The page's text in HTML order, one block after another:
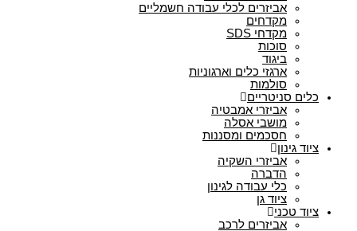
אביזרים לכלי עבודה חשמליים
מקדחים
מקדחי SDS
סוכות
ביגוד
ארגזי כלים וארגוניות
סולמות
כלים סניטריים
אביזרי אמבטיה
מושבי אסלה
חסכמים ומסננות
ציוד גינון
אביזרי השקיה
הדברה
כלי עבודה לגינון
ציוד גן
ציוד טכני
אביזרים לרכב